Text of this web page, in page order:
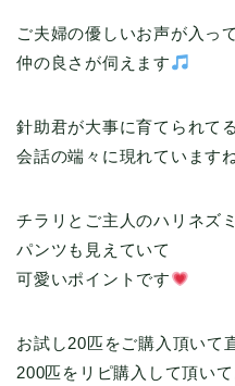
ご夫婦の優しいお声が入っ
仲の良さが伺えます
針助君が大事に育てられて
会話の端々に現れています
チラリとご主人のハリネズ
パンツも見えていて
可愛いポイントです
お試し20匹をご購入頂いて
200匹をリピ購入して頂いて